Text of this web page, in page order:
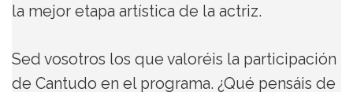
la mejor etapa artística de la actriz.
Sed vosotros los que valoréis la participación
de Cantudo en el programa. ¿Qué pensáis de